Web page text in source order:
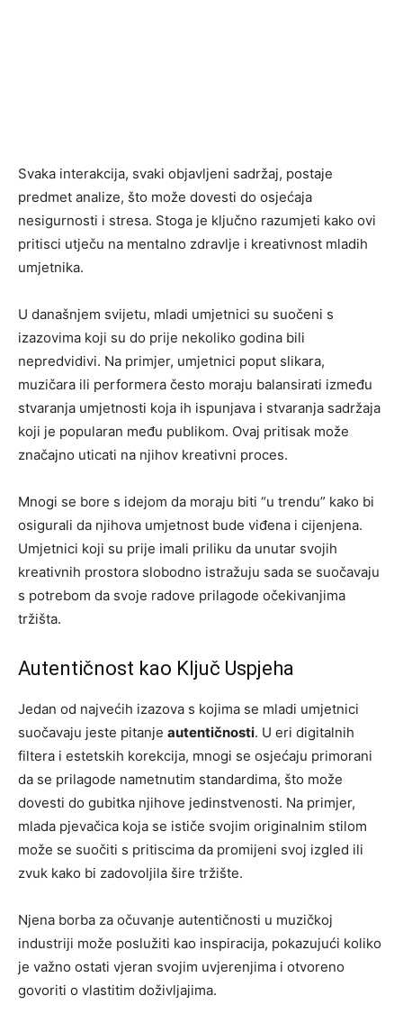
Svaka interakcija, svaki objavljeni sadržaj, postaje
predmet analize, što može dovesti do osjećaja
nesigurnosti i stresa. Stoga je ključno razumjeti kako ovi
pritisci utječu na mentalno zdravlje i kreativnost mladih
umjetnika.
U današnjem svijetu, mladi umjetnici su suočeni s
izazovima koji su do prije nekoliko godina bili
nepredvidivi. Na primjer, umjetnici poput slikara,
muzičara ili performera često moraju balansirati između
stvaranja umjetnosti koja ih ispunjava i stvaranja sadržaja
koji je popularan među publikom. Ovaj pritisak može
značajno uticati na njihov kreativni proces.
Mnogi se bore s idejom da moraju biti “u trendu” kako bi
osigurali da njihova umjetnost bude viđena i cijenjena.
Umjetnici koji su prije imali priliku da unutar svojih
kreativnih prostora slobodno istražuju sada se suočavaju
s potrebom da svoje radove prilagode očekivanjima
tržišta.
Autentičnost kao Ključ Uspjeha
Jedan od najvećih izazova s kojima se mladi umjetnici
suočavaju jeste pitanje autentičnosti. U eri digitalnih
filtera i estetskih korekcija, mnogi se osjećaju primorani
da se prilagode nametnutim standardima, što može
dovesti do gubitka njihove jedinstvenosti. Na primjer,
mlada pjevačica koja se ističe svojim originalnim stilom
može se suočiti s pritiscima da promijeni svoj izgled ili
zvuk kako bi zadovoljila šire tržište.
Njena borba za očuvanje autentičnosti u muzičkoj
industriji može poslužiti kao inspiracija, pokazujući koliko
je važno ostati vjeran svojim uvjerenjima i otvoreno
govoriti o vlastitim doživljajima.